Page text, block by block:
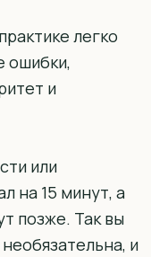
легко
ошибки,
и
или
на 15 минут, а
позже. Так вы
и